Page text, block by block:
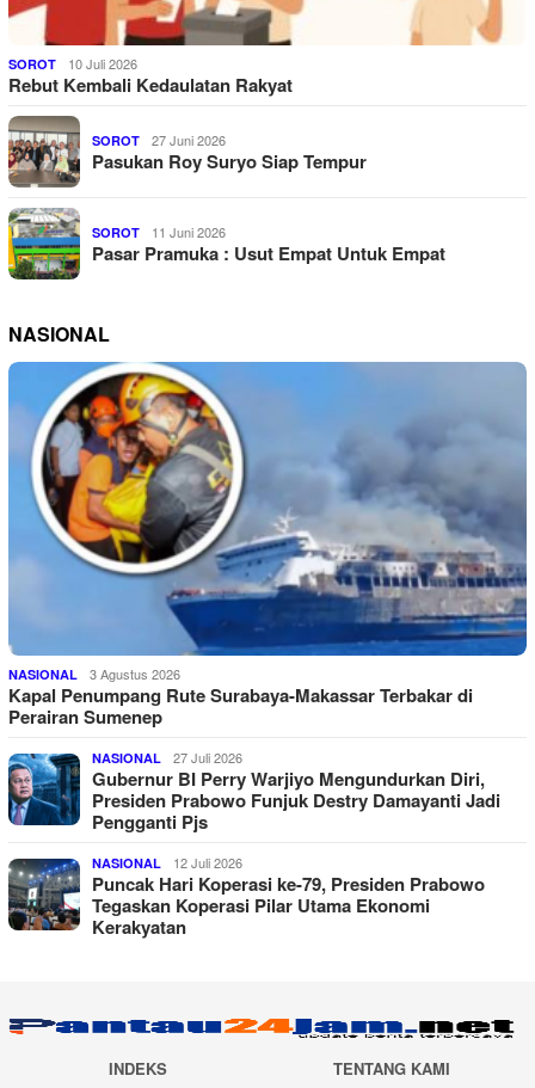
SOROT 10 Juli 2026
Rebut Kembali Kedaulatan Rakyat
SOROT 27 Juni 2026
Pasukan Roy Suryo Siap Tempur
SOROT 11 Juni 2026
Pasar Pramuka : Usut Empat Untuk Empat
NASIONAL
NASIONAL 3 Agustus 2026
Kapal Penumpang Rute Surabaya-Makassar Terbakar di
Perairan Sumenep
NASIONAL 27 Juli 2026
Gubernur BI Perry Warjiyo Mengundurkan Diri,
Presiden Prabowo Funjuk Destry Damayanti Jadi
Pengganti Pjs
NASIONAL 12 Juli 2026
Puncak Hari Koperasi ke-79, Presiden Prabowo
Tegaskan Koperasi Pilar Utama Ekonomi
Kerakyatan
INDEKS TENTANG KAMI